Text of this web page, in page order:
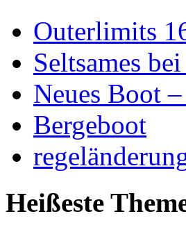
Outerlimits
Seltsames
Neues Boot
Bergeboot
Heißeste